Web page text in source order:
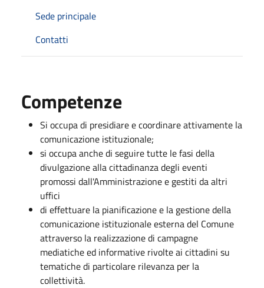
Sede principale
Contatti
Competenze
Si occupa di presidiare e coordinare attivamente la
comunicazione istituzionale;
si occupa anche di seguire tutte le fasi della
divulgazione alla cittadinanza degli eventi
promossi dall'Amministrazione e gestiti da altri
uffici
di effettuare la pianificazione e la gestione della
comunicazione istituzionale esterna del Comune
attraverso la realizzazione di campagne
mediatiche ed informative rivolte ai cittadini su
tematiche di particolare rilevanza per la
collettività.